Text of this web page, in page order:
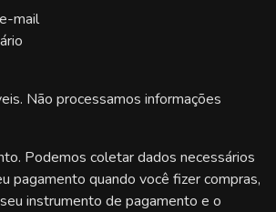
mail
Não processamos informações
Podemos coletar dados necessários
pagamento quando você fizer compras,
instrumento de pagamento e o